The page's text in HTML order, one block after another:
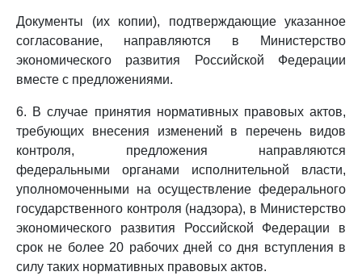
Документы (их копии), подтверждающие указанное
согласование, направляются в Министерство
экономического развития Российской Федерации
вместе с предложениями.
6. В случае принятия нормативных правовых актов,
требующих внесения изменений в перечень видов
контроля, предложения направляются
федеральными органами исполнительной власти,
уполномоченными на осуществление федерального
государственного контроля (надзора), в Министерство
экономического развития Российской Федерации в
срок не более 20 рабочих дней со дня вступления в
силу таких нормативных правовых актов.